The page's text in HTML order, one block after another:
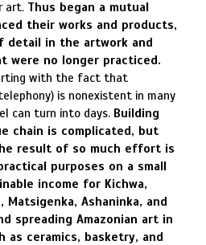
art. Thus began a mutual
their works and products,
detail in the artwork and
were no longer practiced.
with the fact that
is nonexistent in many
can turn into days. Building
chain is complicated, but
result of so much effort is
purposes on a small
income for Kichwa,
Matsigenka, Ashaninka, and
spreading Amazonian art in
as ceramics, basketry, and